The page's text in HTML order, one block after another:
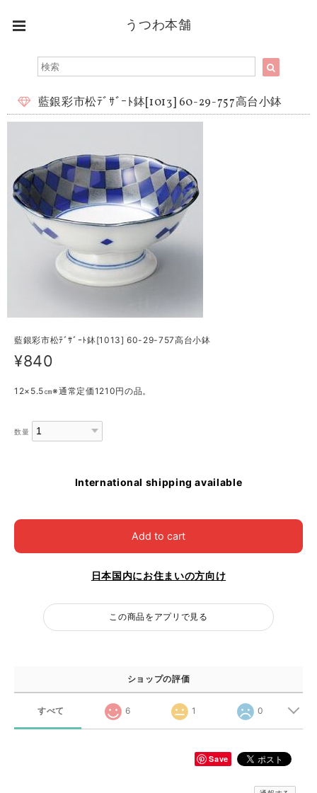
うつわ本舗
藍銀彩市松ﾃﾞｻﾞｰﾄ鉢[1013] 60-29-757高台小鉢
藍銀彩市松ﾃﾞｻﾞｰﾄ鉢[1013] 60-29-757高台小鉢
¥840
12×5.5㎝※通常定価1210円の品。
数量
International shipping available
Add to cart
日本国内にお住まいの方向け
この商品をアプリで見る
ショップの評価
すべて 6 1 0
Save